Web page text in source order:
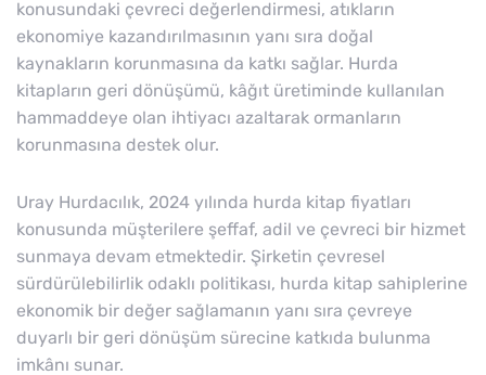
konusundaki çevreci değerlendirmesi, atıkların
ekonomiye kazandırılmasının yanı sıra doğal
kaynakların korunmasına da katkı sağlar. Hurda
kitapların geri dönüşümü, kâğıt üretiminde kullanılan
hammaddeye olan ihtiyacı azaltarak ormanların
korunmasına destek olur.
Uray Hurdacılık, 2024 yılında hurda kitap fiyatları
konusunda müşterilere şeffaf, adil ve çevreci bir hizmet
sunmaya devam etmektedir. Şirketin çevresel
sürdürülebilirlik odaklı politikası, hurda kitap sahiplerine
ekonomik bir değer sağlamanın yanı sıra çevreye
duyarlı bir geri dönüşüm sürecine katkıda bulunma
imkânı sunar.